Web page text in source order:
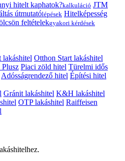
hitelt kaphatok?kalkuláció JTM
útmutatólépések Hitelképesség
feltételekgyakori kérdések
lakáshitel Otthon Start lakáshitel
Piaci zöld hitel Türelmi idős
Adósságrendező hitel Építési hitel
Gránit lakáshitel K&H lakáshitel
OTP lakáshitel Raiffeisen